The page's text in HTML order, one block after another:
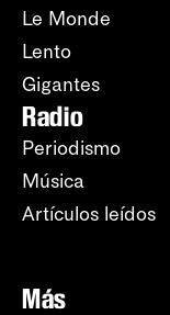
Le Monde
Lento
Gigantes
Radio
Periodismo
Música
Artículos leídos
Más